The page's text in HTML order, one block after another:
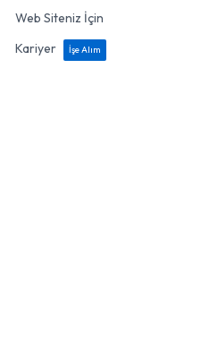
Web Siteniz İçin
Kariyer
İşe Alım